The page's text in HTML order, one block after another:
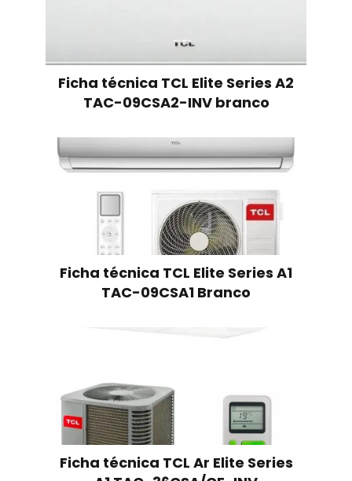
Ficha técnica TCL Elite Series A2
TAC-09CSA2-INV branco
Ficha técnica TCL Elite Series A1
TAC-09CSA1 Branco
Ficha técnica TCL Ar Elite Series